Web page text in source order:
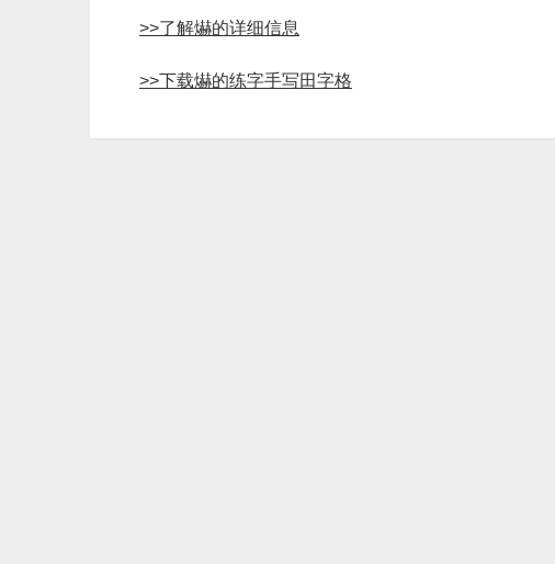
>>了解爀的详细信息
>>下载爀的练字手写田字格